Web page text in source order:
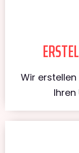
Wir
Ihren